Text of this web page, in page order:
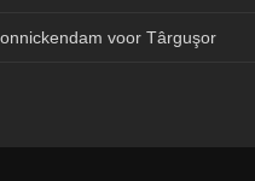
voor Târguşor